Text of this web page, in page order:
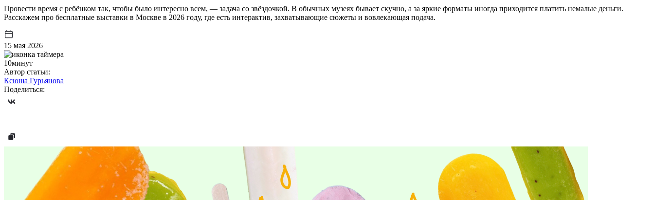
Провести время с ребёнком так, чтобы было интересно всем, — задача со звёздочкой. В обычных музеях бывает скучно, а за яркие форматы иногда приходится платить немалые деньги.
Расскажем про бесплатные выставки в Москве в 2026 году, где есть интерактив, захватывающие сюжеты и вовлекающая подача.
15 мая 2026
10минут
Автор статьи:
Ксюша Гурьянова
Поделиться: